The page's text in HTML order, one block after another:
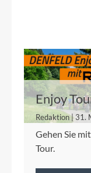
Enjoy
Redaktion | 31.
Gehen Sie
Tour.